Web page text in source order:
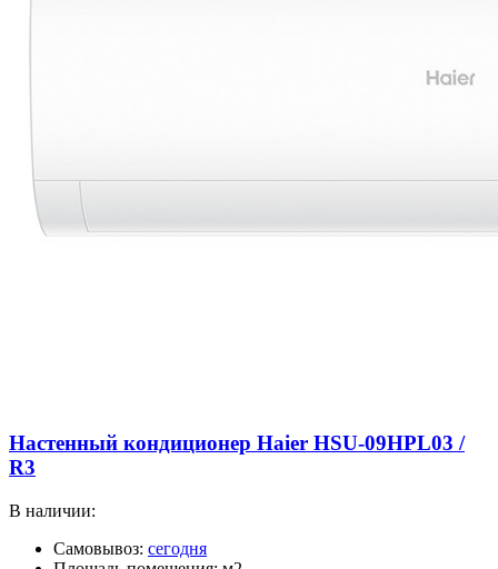
Настенный кондиционер Haier HSU-09HPL03 /
R3
В наличии:
Самовывоз: сегодня